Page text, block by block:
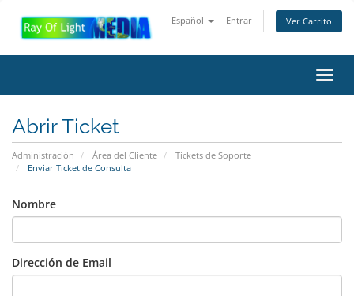
Español Entrar Ver Carrito
Abrir Ticket
Administración Área del Cliente
Tickets de Soporte
Enviar Ticket de Consulta
Nombre
Dirección de Email